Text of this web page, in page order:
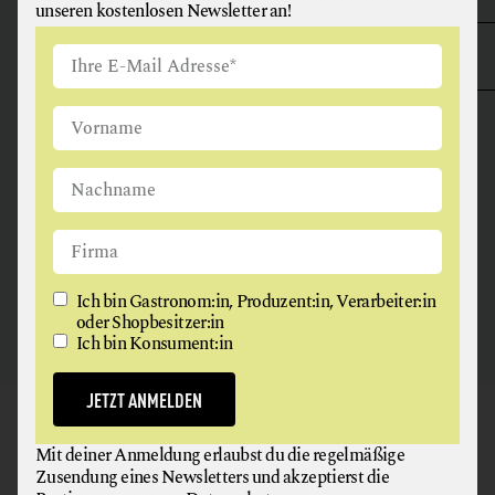
ANGUS & ARTHUR
FLEISCH + FLEISCHERZEUGNISSE
2326 Maria Lanzendorf
GAUMEN HOCH
NEWSLETTER
unseren kostenlosen Newsletter an!
Ich bin Gastronom:in, Produzent:in, Verarbeiter:in
oder Shopbesitzer:in
Ich bin Konsument:in
JETZT ANMELDEN
Mit deiner Anmeldung erlaubst du die regelmäßige
Zusendung eines Newsletters und akzeptierst die